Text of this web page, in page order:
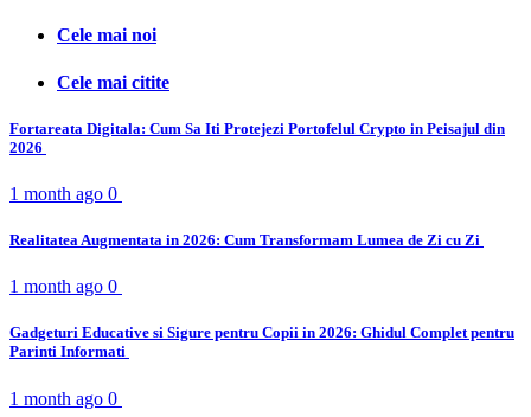
Cele mai noi
Cele mai citite
Fortareata Digitala: Cum Sa Iti Protejezi Portofelul Crypto in Peisajul din
2026
1 month ago 0
Realitatea Augmentata in 2026: Cum Transformam Lumea de Zi cu Zi
1 month ago 0
Gadgeturi Educative si Sigure pentru Copii in 2026: Ghidul Complet pentru
Parinti Informati
1 month ago 0